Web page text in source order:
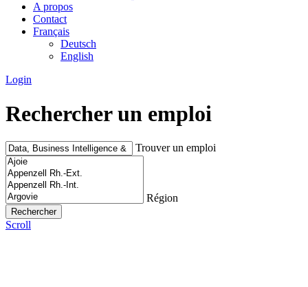
A propos
Contact
Français
Deutsch
English
Login
Rechercher un emploi
Trouver un emploi
Région
Scroll